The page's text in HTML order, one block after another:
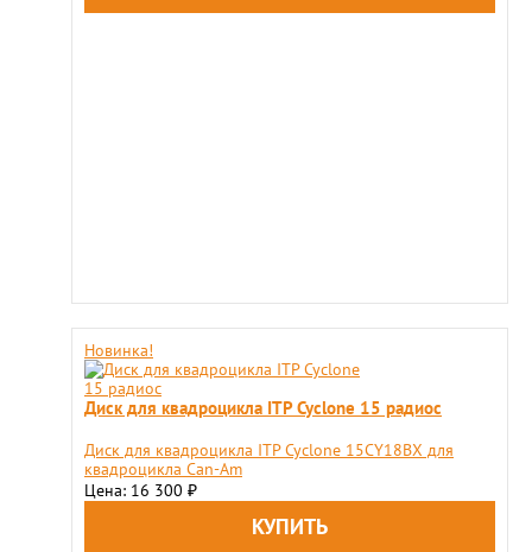
Новинка!
Диск для квадроцикла ITP Cyclone 15 радиос
Диск для квадроцикла ITP Cyclone 15CY18BX для
квадроцикла Can-Am
Цена: 16 300 ₽